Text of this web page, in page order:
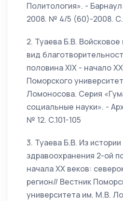
Политология». -
2008. № 4/5 (60)-2008. С.
2. Туаева Б.В. Войсковое
вид
половина XIX - начало
Поморского
Ломоносова. Серия
социальные науки». -
№ 12. С.101-105
3. Туаева Б.В. Из
здравоохранения 2-ой
начала XX веков:
регион// Вестник
университета им. М.В.